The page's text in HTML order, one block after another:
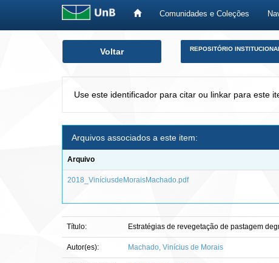
Comunidades e Coleções
Voltar REPOSITÓRIO
Use este identificador para citar ou linkar para este
Arquivos associados a este item:
Arquivo
2018_ViníciusdeMoraisMachado.pdf
Título: Estratégias de revegetação de pastagem
Autor(es): Machado, Vinícius de Morais